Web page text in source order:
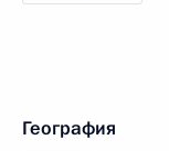
География